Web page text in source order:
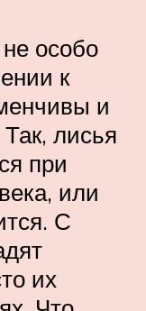
особо
к
и
лисья
при
или
С
их